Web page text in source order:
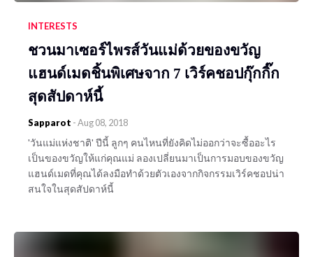
INTERESTS
ชวนมาเซอร์ไพรส์วันแม่ด้วยของขวัญ
แฮนด์เมดชิ้นพิเศษจาก 7 เวิร์คชอปกุ๊กกิ๊ก
สุดสัปดาห์นี้
Sapparot -Aug 08, 2018
'วันแม่แห่งชาติ' ปีนี้ ลูกๆ คนไหนที่ยังคิดไม่ออกว่าจะซื้ออะไร
เป็นของขวัญให้แก่คุณแม่ ลองเปลี่ยนมาเป็นการมอบของขวัญ
แฮนด์เมดที่คุณได้ลงมือทำด้วยตัวเองจากกิจกรรมเวิร์คชอปน่า
สนใจในสุดสัปดาห์นี้